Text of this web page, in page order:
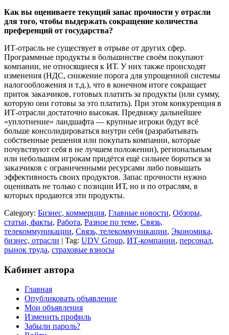
Как вы оцениваете текущий запас прочности у отрасли
для того, чтобы выдержать сокращение количества
преференций от государства?
ИТ-отрасль не существует в отрыве от других сфер.
Программные продукты в большинстве своём покупают
компании, не относящиеся к ИТ. У них также происходят
изменения (НДС, снижение порога для упрощенной системы
налогообложения и т.д.), что в конечном итоге сокращает
приток заказчиков, готовых платить за продукты (или сумму,
которую они готовы за это платить). При этом конкуренция в
ИТ-отрасли достаточно высокая. Предвижу дальнейшее
«уплотнение» ландшафта — крупные игроки будут всё
больше консолидироваться внутри себя (разрабатывать
собственные решения или покупать компании, которые
почувствуют себя в не лучшем положении), региональным
или небольшим игрокам придётся ещё сильнее бороться за
заказчиков с ограниченными ресурсами либо повышать
эффективность своих продуктов. Запас прочности нужно
оценивать не только с позиции ИТ, но и по отраслям, в
которых продаются эти продукты.
Category: Бизнес, коммерция, Главные новости, Обзоры,
статьи, факты, Работа, Разное по теме, Связь,
телекоммуникации, Связь, телекоммуникации, Экономика,
бизнес, отрасли | Tag: UDV Group, ИТ-компании, персонал,
рынок труда, страховые взносы
Кабинет автора
Главная
Опубликовать объявление
Мои объявления
Изменить профиль
Забыли пароль?